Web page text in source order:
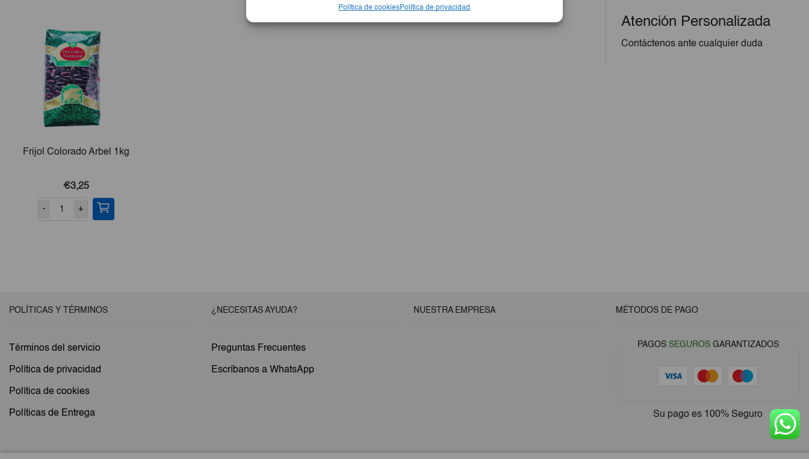
Política de cookiesPolítica de privacidad
Frijol Colorado Arbel 1kg
€3,25
- +
Atención Personalizada
Contáctenos ante cualquier duda
POLÍTICAS Y TÉRMINOS
Términos del servicio
Política de privacidad
Política de cookies
Políticas de Entrega
¿NECESITAS AYUDA?
Preguntas Frecuentes
Escríbanos a WhatsApp
NUESTRA EMPRESA MÉTODOS DE PAGO
PAGOS SEGUROSGARANTIZADOS
Su pago es 100% Seguro